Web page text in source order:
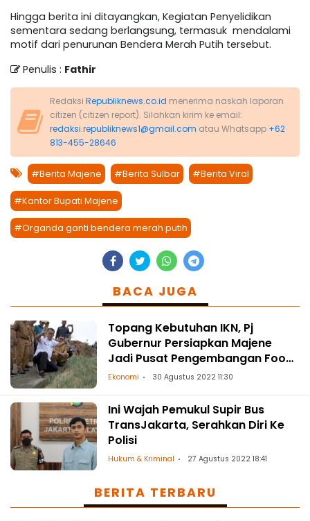
Hingga berita ini ditayangkan, Kegiatan Penyelidikan
sementara sedang berlangsung, termasuk mendalami
motif dari penurunan Bendera Merah Putih tersebut.
Penulis : Fathir
Redaksi Republiknews.co.id menerima naskah laporan
citizen (citizen report). Silahkan kirim ke email:
redaksi.republiknews1@gmail.com atau Whatsapp +62
813-455-28646
#Berita Majene #Berita Sulbar #Berita Viral
#Kantor Bupati Majene
#Organda ganti bendera merah putih
BACA JUGA
Topang Kebutuhan IKN, Pj
Gubernur Persiapkan Majene
Jadi Pusat Pengembangan Food
Estate
Ekonomi 30 Agustus 2022 11:30
Ini Wajah Pemukul Supir Bus
TransJakarta, Serahkan Diri Ke
Polisi
Hukum & Kriminal 27 Agustus 2022 18:41
BERITA TERBARU